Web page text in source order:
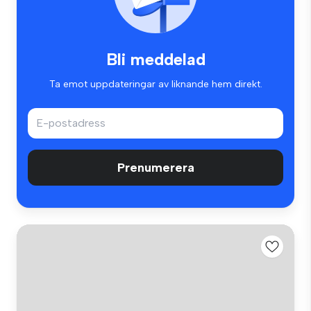
Bli meddelad
Ta emot uppdateringar av liknande hem direkt.
Prenumerera